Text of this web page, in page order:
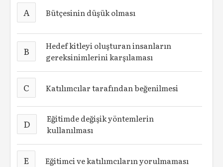
A Bütçesinin düşük olması
B
Hedef kitleyi oluşturan insanların
gereksinimlerini karşılaması
C Katılımcılar tarafından beğenilmesi
D
Eğitimde değişik yöntemlerin
kullanılması
E Eğitimci ve katılımcıların yorulmaması